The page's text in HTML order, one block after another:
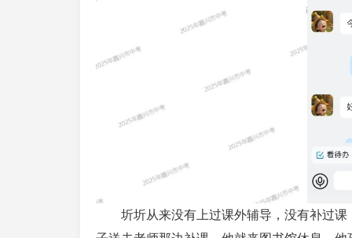
圻圻从来没有上过课外辅导，没有补过